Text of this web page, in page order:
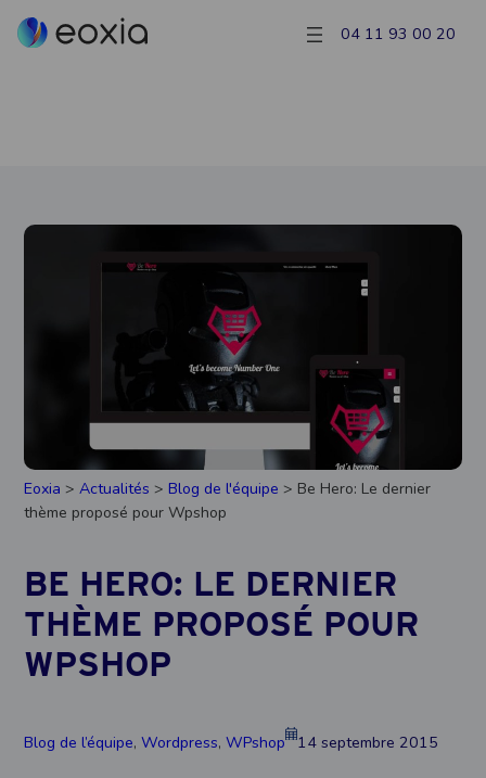
04 11 93 00 20
Eoxia >Actualités >Blog de l'équipe > Be Hero: Le dernier
thème proposé pour Wpshop
BE HERO: LE DERNIER
THÈME PROPOSÉ POUR
WPSHOP
Blog de l’équipe, Wordpress, WPshop 14 septembre 2015